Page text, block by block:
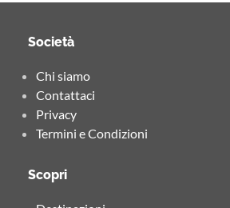
Società
Chi siamo
Contattaci
Privacy
Termini e Condizioni
Scopri